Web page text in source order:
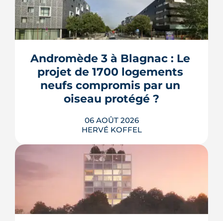
Andromède 3 à Blagnac : Le
projet de 1700 logements
neufs compromis par un
oiseau protégé ?
06 AOÛT 2026
HERVÉ KOFFEL
La troisième et dernière phase de
l'écoquartier Andromède doit livrer
près de 1 700 logements à partir de